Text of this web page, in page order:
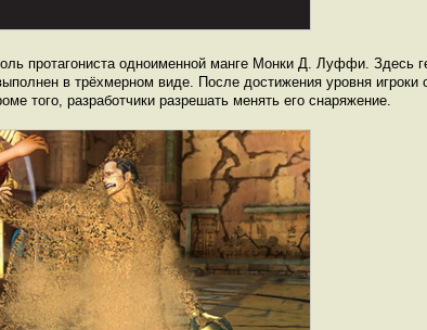
протагониста одноименной манге Монки Д. Луффи. Здесь
в трёхмерном виде. После достижения уровня игроки
того, разработчики разрешать менять его снаряжение.